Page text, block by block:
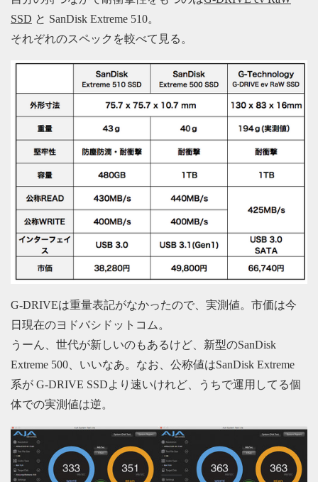
SSD と SanDisk Extreme 510。
それぞれのスペックを較べて見る。
G-DRIVEは重量表記がなかったので、実測値。市価は今
日現在のヨドバシドットコム。
うーん、世代が新しいのもあるけど、新型のSanDisk
Extreme 500、いいなあ。なお、公称値はSanDisk Extreme
系が G-DRIVE SSDより速いけれど、うちで運用してる個
体での実測値は逆。